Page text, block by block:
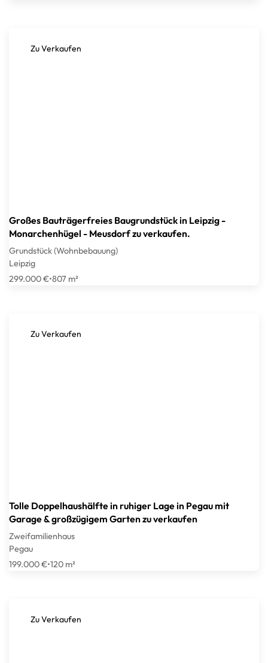
Zu Verkaufen
Großes Bauträgerfreies Baugrundstück in Leipzig -
Monarchenhügel - Meusdorf zu verkaufen.
Grundstück (Wohnbebauung)
Leipzig
299.000 €•807 m²
Zu Verkaufen
Tolle Doppelhaushälfte in ruhiger Lage in Pegau mit
Garage & großzügigem Garten zu verkaufen
Zweifamilienhaus
Pegau
199.000 €•120 m²
Zu Verkaufen